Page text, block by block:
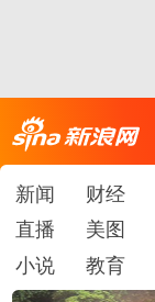
新闻 财经
直播
美图
小说
教育